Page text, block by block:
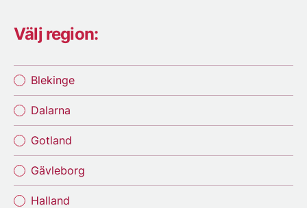
Välj region:
Blekinge
Dalarna
Gotland
Gävleborg
Halland